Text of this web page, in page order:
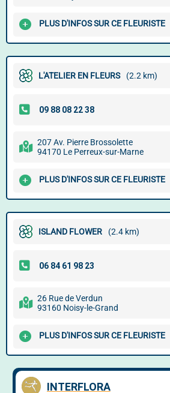
PLUS D'INFOS SUR CE FLEURISTE
L'ATELIER EN FLEURS (2.2 km)
207 Av. Pierre Brossolette
94170 Le Perreux-sur-Marne
PLUS D'INFOS SUR CE FLEURISTE
ISLAND FLOWER (2.4 km)
26 Rue de Verdun
93160 Noisy-le-Grand
PLUS D'INFOS SUR CE FLEURISTE